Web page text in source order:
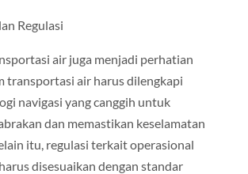
Regulasi
air juga menjadi perhatian
transportasi air harus dilengkapi
navigasi yang canggih untuk
dan memastikan keselamatan
itu, regulasi terkait operasional
disesuaikan dengan standar